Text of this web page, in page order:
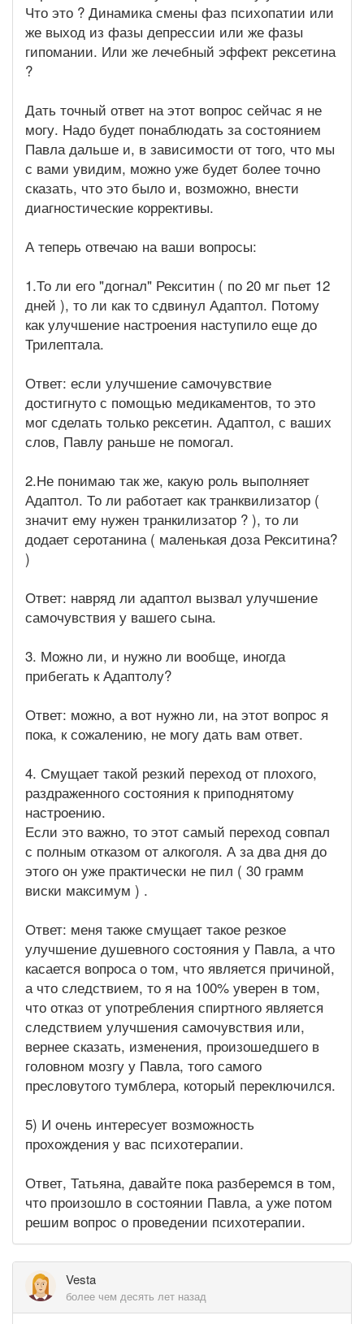
Что это ? Динамика смены фаз психопатии или
же выход из фазы депрессии или же фазы
гипомании. Или же лечебный эффект рексетина
?
Дать точный ответ на этот вопрос сейчас я не
могу. Надо будет понаблюдать за состоянием
Павла дальше и, в зависимости от того, что мы
с вами увидим, можно уже будет более точно
сказать, что это было и, возможно, внести
диагностические коррективы.
А теперь отвечаю на ваши вопросы:
1.То ли его "догнал" Рекситин ( по 20 мг пьет 12
дней ), то ли как то сдвинул Адаптол. Потому
как улучшение настроения наступило еще до
Трилептала.
Ответ: если улучшение самочувствие
достигнуто с помощью медикаментов, то это
мог сделать только рексетин. Адаптол, с ваших
слов, Павлу раньше не помогал.
2.Не понимаю так же, какую роль выполняет
Адаптол. То ли работает как транквилизатор (
значит ему нужен транкилизатор ? ), то ли
додает серотанина ( маленькая доза Рекситина?
)
Ответ: навряд ли адаптол вызвал улучшение
самочувствия у вашего сына.
3. Можно ли, и нужно ли вообще, иногда
прибегать к Адаптолу?
Ответ: можно, а вот нужно ли, на этот вопрос я
пока, к сожалению, не могу дать вам ответ.
4. Смущает такой резкий переход от плохого,
раздраженного состояния к приподнятому
настроению.
Если это важно, то этот самый переход совпал
с полным отказом от алкоголя. А за два дня до
этого он уже практически не пил ( 30 грамм
виски максимум ) .
Ответ: меня также смущает такое резкое
улучшение душевного состояния у Павла, а что
касается вопроса о том, что является причиной,
а что следствием, то я на 100% уверен в том,
что отказ от употребления спиртного является
следствием улучшения самочувствия или,
вернее сказать, изменения, произошедшего в
головном мозгу у Павла, того самого
пресловутого тумблера, который переключился.
5) И очень интересует возможность
прохождения у вас психотерапии.
Ответ, Татьяна, давайте пока разберемся в том,
что произошло в состоянии Павла, а уже потом
решим вопрос о проведении психотерапии.
Vesta
более чем десять лет назад